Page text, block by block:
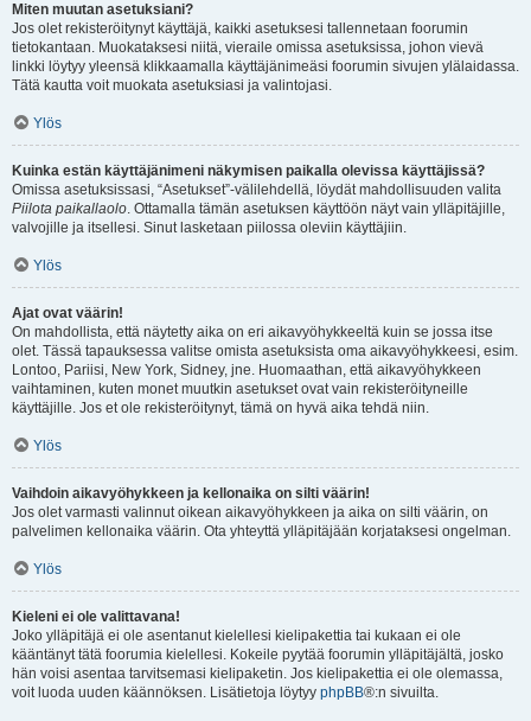
Miten muutan asetuksiani?
Jos olet rekisteröitynyt käyttäjä, kaikki asetuksesi tallennetaan foorumin
tietokantaan. Muokataksesi niitä, vieraile omissa asetuksissa, johon vievä
linkki löytyy yleensä klikkaamalla käyttäjänimeäsi foorumin sivujen ylälaidassa.
Tätä kautta voit muokata asetuksiasi ja valintojasi.
Ylös
Kuinka estän käyttäjänimeni näkymisen paikalla olevissa käyttäjissä?
Omissa asetuksissasi, “Asetukset”-välilehdellä, löydät mahdollisuuden valita
Piilota paikallaolo. Ottamalla tämän asetuksen käyttöön näyt vain ylläpitäjille,
valvojille ja itsellesi. Sinut lasketaan piilossa oleviin käyttäjiin.
Ylös
Ajat ovat väärin!
On mahdollista, että näytetty aika on eri aikavyöhykkeeltä kuin se jossa itse
olet. Tässä tapauksessa valitse omista asetuksista oma aikavyöhykkeesi, esim.
Lontoo, Pariisi, New York, Sidney, jne. Huomaathan, että aikavyöhykkeen
vaihtaminen, kuten monet muutkin asetukset ovat vain rekisteröityneille
käyttäjille. Jos et ole rekisteröitynyt, tämä on hyvä aika tehdä niin.
Ylös
Vaihdoin aikavyöhykkeen ja kellonaika on silti väärin!
Jos olet varmasti valinnut oikean aikavyöhykkeen ja aika on silti väärin, on
palvelimen kellonaika väärin. Ota yhteyttä ylläpitäjään korjataksesi ongelman.
Ylös
Kieleni ei ole valittavana!
Joko ylläpitäjä ei ole asentanut kielellesi kielipakettia tai kukaan ei ole
kääntänyt tätä foorumia kielellesi. Kokeile pyytää foorumin ylläpitäjältä, josko
hän voisi asentaa tarvitsemasi kielipaketin. Jos kielipakettia ei ole olemassa,
voit luoda uuden käännöksen. Lisätietoja löytyy phpBB®:n sivuilta.